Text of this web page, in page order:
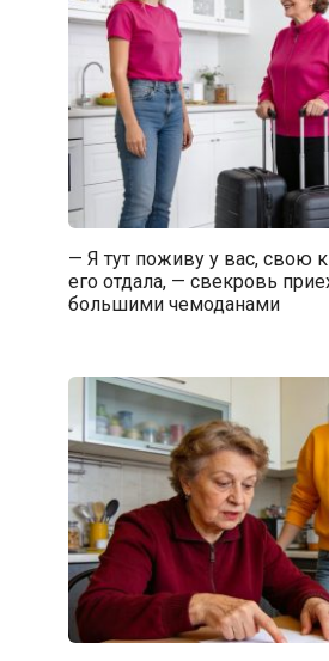
— Я тут поживу у вас, свою
его отдала, — свекровь
большими чемоданами